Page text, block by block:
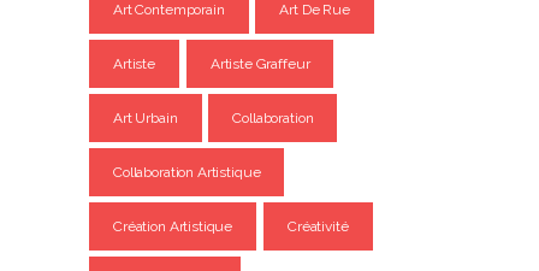
Art Contemporain Art De Rue
Artiste Artiste Graffeur
Art Urbain Collaboration
Collaboration Artistique
Création Artistique Créativité